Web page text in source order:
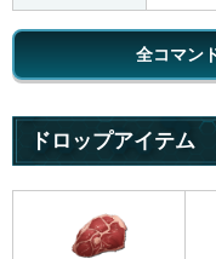
全コマン
ドロップアイテム